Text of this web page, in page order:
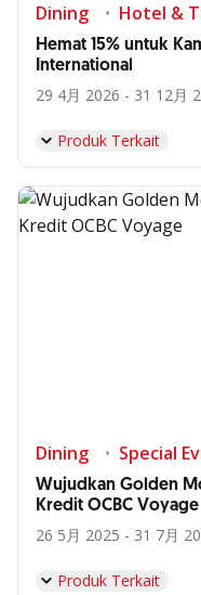
Dining Hotel &
Hemat 15% untuk
International
29 4月 2026 - 31 12月
Produk Terkait
Dining Special
Wujudkan Golden
Kredit OCBC Voyage
26 5月 2025 - 31 7月
Produk Terkait